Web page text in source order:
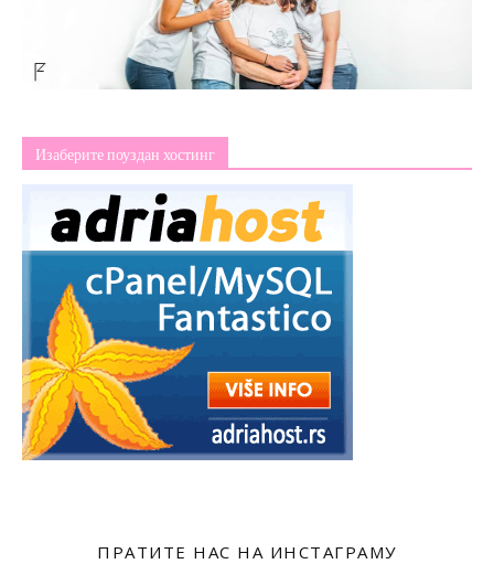
Изаберите поуздан хостинг
ПРАТИТЕ НАС НА ИНСТАГРАМУ